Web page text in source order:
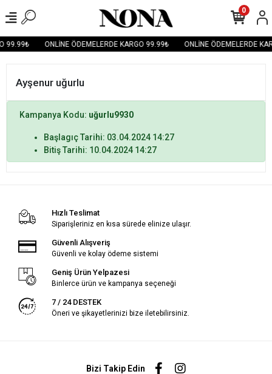
99.99₺ ONLİNE ÖDEMELERDE KARGO 99.99₺ ONLİNE ÖDEMELERDE
0
Ayşenur uğurlu
Kampanya Kodu: uğurlu9930
Başlagıç Tarihi: 03.04.2024 14:27
Bitiş Tarihi: 10.04.2024 14:27
Hızlı Teslimat
Siparişleriniz en kısa sürede elinize ulaşır.
Güvenli Alışveriş
Güvenli ve kolay ödeme sistemi
Geniş Ürün Yelpazesi
Binlerce ürün ve kampanya seçeneği
7 / 24 DESTEK
Öneri ve şikayetlerinizi bize iletebilirsiniz.
Bizi Takip Edin